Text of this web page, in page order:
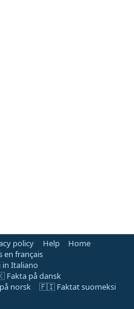
policy Help
Home
français
Italiano
på dansk
norsk
🇫🇮 Faktat suomeksi